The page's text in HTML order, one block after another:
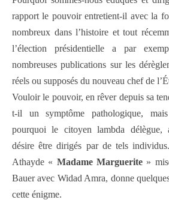
rapport le pouvoir entretient-il avec la
nombreux dans l’histoire et tout
l’élection présidentielle a par
nombreuses publications sur les
réels ou supposés du nouveau chef de
Vouloir le pouvoir, en rêver depuis sa
t-il un symptôme pathologique,
pourquoi le citoyen lambda délègue,
désire être dirigés par de tels
Athayde « Madame Marguerite »
Bauer avec Widad Amra, donne
cette énigme.